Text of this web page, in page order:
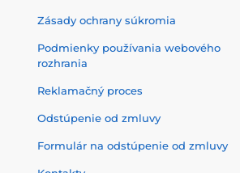
Zásady ochrany súkromia
Podmienky používania webového
rozhrania
Reklamačný proces
Odstúpenie od zmluvy
Formulár na odstúpenie od zmluvy